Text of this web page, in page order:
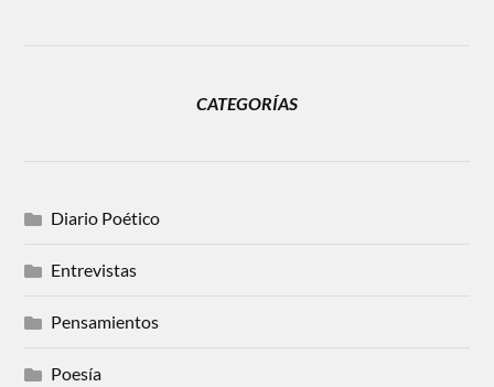
CATEGORÍAS
Diario Poético
Entrevistas
Pensamientos
Poesía